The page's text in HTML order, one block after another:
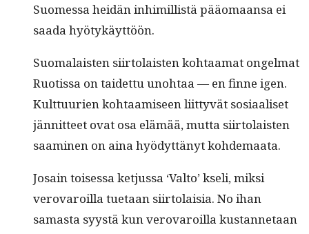
Suomes­sa hei­dän inhimil­listä pääo­maansa ei
saa­da hyötykäyttöön.
Suo­ma­lais­ten siir­to­lais­ten kohtaa­mat ongel­mat
Ruo­tis­sa on taidet­tu uno­htaa — en finne igen.
Kult­tuurien kohtaamiseen liit­tyvät sosi­aaliset
jän­nit­teet ovat osa elämää, mut­ta siir­to­lais­ten
saami­nen on aina hyödyt­tänyt kohdemaata.
Josain toises­sa ketjus­sa ‘Val­to’ kseli, mik­si
verovaroil­la tue­taan siir­to­laisia. No ihan
samas­ta syys­tä kun verovaroil­la kus­tan­netaan